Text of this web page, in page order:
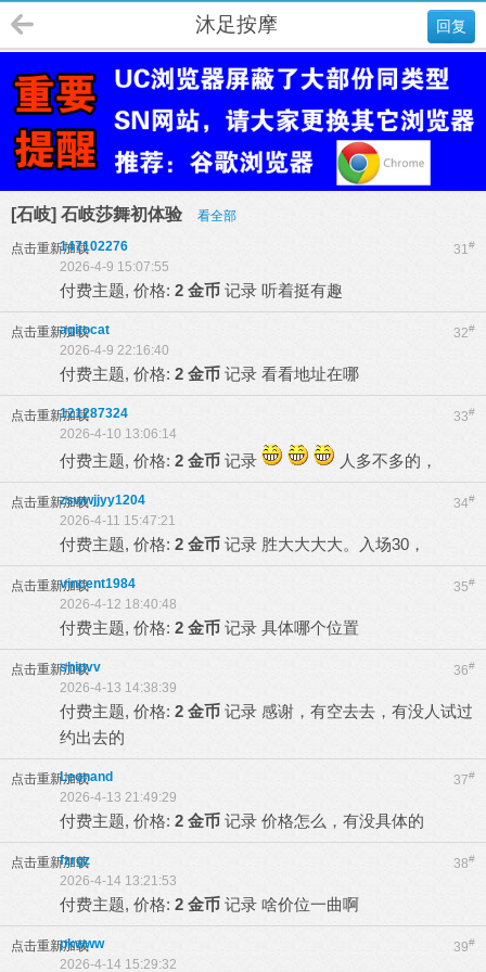
回复
沐足按摩
[石岐] 石岐莎舞初体验 看全部
点击重新加载 31#
147102276
2026-4-9 15:07:55
付费主题, 价格: 2 金币 记录 听着挺有趣
点击重新加载 32#
agitocat
2026-4-9 22:16:40
付费主题, 价格: 2 金币 记录 看看地址在哪
点击重新加载 33#
121287324
2026-4-10 13:06:14
付费主题, 价格: 2 金币 记录 人多不多的，
点击重新加载 34#
zswwjjyy1204
2026-4-11 15:47:21
付费主题, 价格: 2 金币 记录 胜大大大大。入场30，
点击重新加载 35#
vincent1984
2026-4-12 18:40:48
付费主题, 价格: 2 金币 记录 具体哪个位置
点击重新加载 36#
shipvv
2026-4-13 14:38:39
付费主题, 价格: 2 金币 记录 感谢，有空去去，有没人试过
约出去的
点击重新加载 37#
Leonand
2026-4-13 21:49:29
付费主题, 价格: 2 金币 记录 价格怎么，有没具体的
点击重新加载 38#
fzrgz
2026-4-14 13:21:53
付费主题, 价格: 2 金币 记录 啥价位一曲啊
点击重新加载 39#
pkwww
2026-4-14 15:29:32